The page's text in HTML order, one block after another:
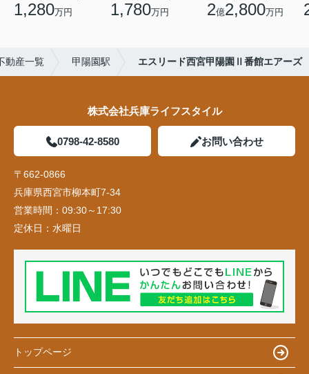
1,280万円 1,780万円 2億2,800万円
動産一覧 甲陽園駅 エスリード西宮甲陽園Ⅱ番館エアーズ
株式会社兵庫ライフスタイル
0798-42-8580 お問い合わせ
〒662-0866
兵庫県西宮市柳本町7-34
営業時間： 09:30～17:30
定休日： 水曜日
トップページ